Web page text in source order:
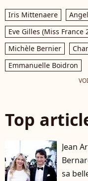
Iris Mittenaere
Eve Gilles (Miss France
Michèle Bernier
Emmanuelle Boidron
Top
Jean
sa